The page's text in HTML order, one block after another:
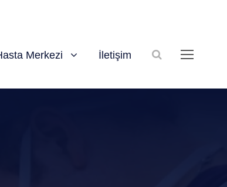
Merkezi İletişim